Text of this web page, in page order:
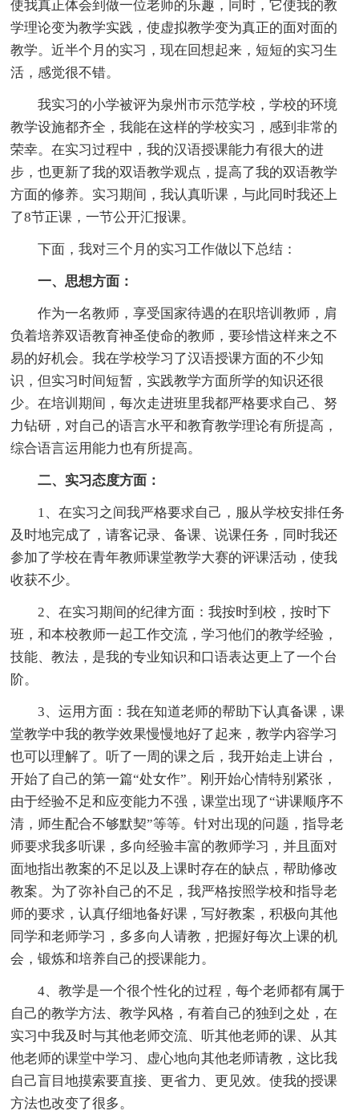
使我真正体会到做一位老师的乐趣，同时，它使我的教
学理论变为教学实践，使虚拟教学变为真正的面对面的
教学。近半个月的实习，现在回想起来，短短的实习生
活，感觉很不错。
我实习的小学被评为泉州市示范学校，学校的环境
教学设施都齐全，我能在这样的学校实习，感到非常的
荣幸。在实习过程中，我的汉语授课能力有很大的进
步，也更新了我的双语教学观点，提高了我的双语教学
方面的修养。实习期间，我认真听课，与此同时我还上
了8节正课，一节公开汇报课。
下面，我对三个月的实习工作做以下总结：
一、思想方面：
作为一名教师，享受国家待遇的在职培训教师，肩
负着培养双语教育神圣使命的教师，要珍惜这样来之不
易的好机会。我在学校学习了汉语授课方面的不少知
识，但实习时间短暂，实践教学方面所学的知识还很
少。在培训期间，每次走进班里我都严格要求自己、努
力钻研，对自己的语言水平和教育教学理论有所提高，
综合语言运用能力也有所提高。
二、实习态度方面：
1、在实习之间我严格要求自己，服从学校安排任务
及时地完成了，请客记录、备课、说课任务，同时我还
参加了学校在青年教师课堂教学大赛的评课活动，使我
收获不少。
2、在实习期间的纪律方面：我按时到校，按时下
班，和本校教师一起工作交流，学习他们的教学经验，
技能、教法，是我的专业知识和口语表达更上了一个台
阶。
3、运用方面：我在知道老师的帮助下认真备课，课
堂教学中我的教学效果慢慢地好了起来，教学内容学习
也可以理解了。听了一周的课之后，我开始走上讲台，
开始了自己的第一篇“处女作”。刚开始心情特别紧张，
由于经验不足和应变能力不强，课堂出现了“讲课顺序不
清，师生配合不够默契”等等。针对出现的问题，指导老
师要求我多听课，多向经验丰富的教师学习，并且面对
面地指出教案的不足以及上课时存在的缺点，帮助修改
教案。为了弥补自己的不足，我严格按照学校和指导老
师的要求，认真仔细地备好课，写好教案，积极向其他
同学和老师学习，多多向人请教，把握好每次上课的机
会，锻炼和培养自己的授课能力。
4、教学是一个很个性化的过程，每个老师都有属于
自己的教学方法、教学风格，有着自己的独到之处，在
实习中我及时与其他老师交流、听其他老师的课、从其
他老师的课堂中学习、虚心地向其他老师请教，这比我
自己盲目地摸索要直接、更省力、更见效。使我的授课
方法也改变了很多。